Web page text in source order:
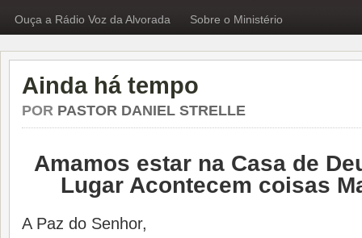
Ouça a Rádio Voz da Alvorada Sobre o Ministério
Ainda há tempo
POR PASTOR DANIEL STRELLE
Amamos estar na Casa de
Lugar Acontecem coisas
A Paz do Senhor,